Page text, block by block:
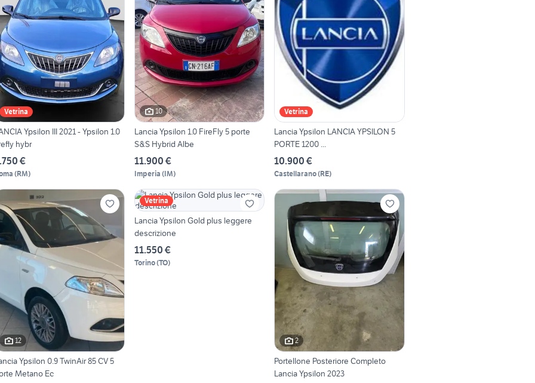
Vetrina
Ypsilon III 2021 - Ypsilon 1.0
hybr
€
(RM)
10
Lancia Ypsilon 1.0 FireFly 5 porte
S&S Hybrid Albe
11.900 €
Imperia (IM)
Vetrina
Lancia Ypsilon LANCIA YPSILON 5
PORTE 1200 ...
10.900 €
Castellarano(RE)
12
Ypsilon 0.9 TwinAir 85 CV 5
Metano Ec
Vetrina
Lancia Ypsilon Gold plus leggere
descrizione
11.550 €
Torino(TO)
2
Portellone Posteriore Completo
Lancia Ypsilon 2023